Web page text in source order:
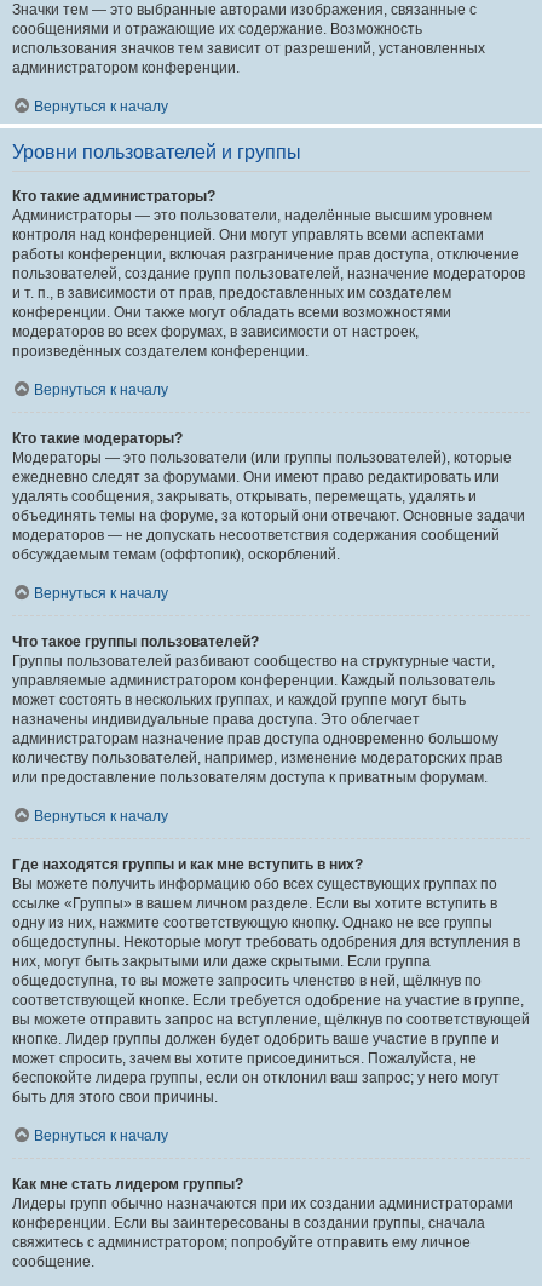
Значки тем — это выбранные авторами изображения, связанные с
сообщениями и отражающие их содержание. Возможность
использования значков тем зависит от разрешений, установленных
администратором конференции.
Вернуться к началу
Уровни пользователей и группы
Кто такие администраторы?
Администраторы — это пользователи, наделённые высшим уровнем
контроля над конференцией. Они могут управлять всеми аспектами
работы конференции, включая разграничение прав доступа, отключение
пользователей, создание групп пользователей, назначение модераторов
и т. п., в зависимости от прав, предоставленных им создателем
конференции. Они также могут обладать всеми возможностями
модераторов во всех форумах, в зависимости от настроек,
произведённых создателем конференции.
Вернуться к началу
Кто такие модераторы?
Модераторы — это пользователи (или группы пользователей), которые
ежедневно следят за форумами. Они имеют право редактировать или
удалять сообщения, закрывать, открывать, перемещать, удалять и
объединять темы на форуме, за который они отвечают. Основные задачи
модераторов — не допускать несоответствия содержания сообщений
обсуждаемым темам (оффтопик), оскорблений.
Вернуться к началу
Что такое группы пользователей?
Группы пользователей разбивают сообщество на структурные части,
управляемые администратором конференции. Каждый пользователь
может состоять в нескольких группах, и каждой группе могут быть
назначены индивидуальные права доступа. Это облегчает
администраторам назначение прав доступа одновременно большому
количеству пользователей, например, изменение модераторских прав
или предоставление пользователям доступа к приватным форумам.
Вернуться к началу
Где находятся группы и как мне вступить в них?
Вы можете получить информацию обо всех существующих группах по
ссылке «Группы» в вашем личном разделе. Если вы хотите вступить в
одну из них, нажмите соответствующую кнопку. Однако не все группы
общедоступны. Некоторые могут требовать одобрения для вступления в
них, могут быть закрытыми или даже скрытыми. Если группа
общедоступна, то вы можете запросить членство в ней, щёлкнув по
соответствующей кнопке. Если требуется одобрение на участие в группе,
вы можете отправить запрос на вступление, щёлкнув по соответствующей
кнопке. Лидер группы должен будет одобрить ваше участие в группе и
может спросить, зачем вы хотите присоединиться. Пожалуйста, не
беспокойте лидера группы, если он отклонил ваш запрос; у него могут
быть для этого свои причины.
Вернуться к началу
Как мне стать лидером группы?
Лидеры групп обычно назначаются при их создании администраторами
конференции. Если вы заинтересованы в создании группы, сначала
свяжитесь с администратором; попробуйте отправить ему личное
сообщение.